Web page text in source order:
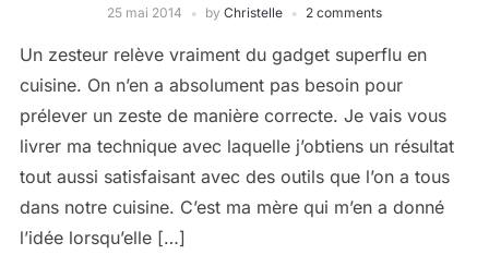
25 mai 2014 by Christelle 2 comments
Un zesteur relève vraiment du gadget superflu en
cuisine. On n’en a absolument pas besoin pour
prélever un zeste de manière correcte. Je vais vous
livrer ma technique avec laquelle j’obtiens un résultat
tout aussi satisfaisant avec des outils que l’on a tous
dans notre cuisine. C’est ma mère qui m’en a donné
l’idée lorsqu’elle […]